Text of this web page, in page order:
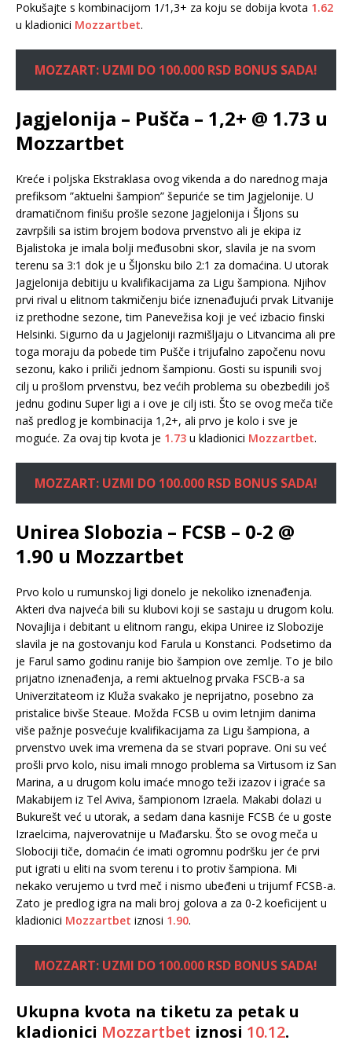
Pokušajte s kombinacijom 1/1,3+ za koju se dobija kvota 1.62
u kladionici Mozzartbet.
MOZZART: UZMI DO 100.000 RSD BONUS SADA!
Jagjelonija – Pušča – 1,2+ @ 1.73 u
Mozzartbet
Kreće i poljska Ekstraklasa ovog vikenda a do narednog maja
prefiksom ”aktuelni šampion” šepuriće se tim Jagjelonije. U
dramatičnom finišu prošle sezone Jagjelonija i Šljons su
zavrpšili sa istim brojem bodova prvenstvo ali je ekipa iz
Bjalistoka je imala bolji međusobni skor, slavila je na svom
terenu sa 3:1 dok je u Šljonsku bilo 2:1 za domaćina. U utorak
Jagjelonija debitiju u kvalifikacijama za Ligu šampiona. Njihov
prvi rival u elitnom takmičenju biće iznenađujući prvak Litvanije
iz prethodne sezone, tim Panevežisa koji je već izbacio finski
Helsinki. Sigurno da u Jagjeloniji razmišljaju o Litvancima ali pre
toga moraju da pobede tim Pušče i trijufalno započenu novu
sezonu, kako i priliči jednom šampionu. Gosti su ispunili svoj
cilj u prošlom prvenstvu, bez većih problema su obezbedili još
jednu godinu Super ligi a i ove je cilj isti. Što se ovog meča tiče
naš predlog je kombinacija 1,2+, ali prvo je kolo i sve je
moguće. Za ovaj tip kvota je 1.73 u kladionici Mozzartbet.
MOZZART: UZMI DO 100.000 RSD BONUS SADA!
Unirea Slobozia – FCSB – 0-2 @
1.90 u Mozzartbet
Prvo kolo u rumunskoj ligi donelo je nekoliko iznenađenja.
Akteri dva najveća bili su klubovi koji se sastaju u drugom kolu.
Novajlija i debitant u elitnom rangu, ekipa Uniree iz Slobozije
slavila je na gostovanju kod Farula u Konstanci. Podsetimo da
je Farul samo godinu ranije bio šampion ove zemlje. To je bilo
prijatno iznenađenja, a remi aktuelnog prvaka FSCB-a sa
Univerzitateom iz Kluža svakako je neprijatno, posebno za
pristalice bivše Steaue. Možda FCSB u ovim letnjim danima
više pažnje posvećuje kvalifikacijama za Ligu šampiona, a
prvenstvo uvek ima vremena da se stvari poprave. Oni su već
prošli prvo kolo, nisu imali mnogo problema sa Virtusom iz San
Marina, a u drugom kolu imaće mnogo teži izazov i igraće sa
Makabijem iz Tel Aviva, šampionom Izraela. Makabi dolazi u
Bukurešt već u utorak, a sedam dana kasnije FCSB će u goste
Izraelcima, najverovatnije u Mađarsku. Što se ovog meča u
Slobociji tiče, domaćin će imati ogromnu podršku jer će prvi
put igrati u eliti na svom terenu i to protiv šampiona. Mi
nekako verujemo u tvrd meč i nismo ubeđeni u trijumf FCSB-a.
Zato je predlog igra na mali broj golova a za 0-2 koeficijent u
kladionici Mozzartbet iznosi 1.90.
MOZZART: UZMI DO 100.000 RSD BONUS SADA!
Ukupna kvota na tiketu za petak u
kladionici Mozzartbet iznosi 10.12.